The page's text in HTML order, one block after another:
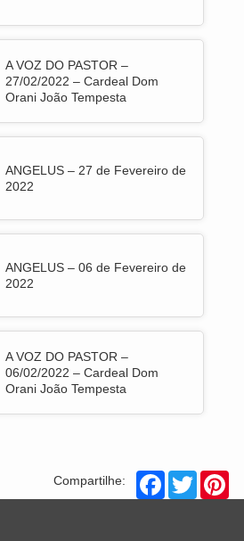
A VOZ DO PASTOR –
27/02/2022 – Cardeal Dom
Orani João Tempesta
ANGELUS – 27 de Fevereiro de
2022
ANGELUS – 06 de Fevereiro de
2022
A VOZ DO PASTOR –
06/02/2022 – Cardeal Dom
Orani João Tempesta
Compartilhe: Facebook
Twitter